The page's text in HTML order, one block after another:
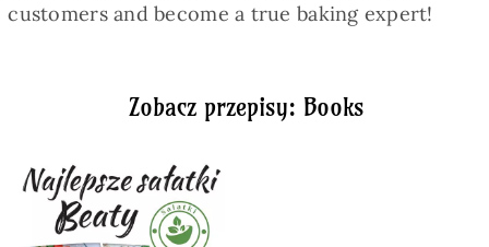
SKLEP
customers and become a true baking expert!
Zobacz przepisy: Books